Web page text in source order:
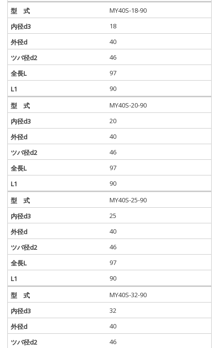
MY40S-18-90
18
40
46
97
90
MY40S-20-90
20
40
46
97
90
MY40S-25-90
25
40
46
97
90
MY40S-32-90
32
40
46